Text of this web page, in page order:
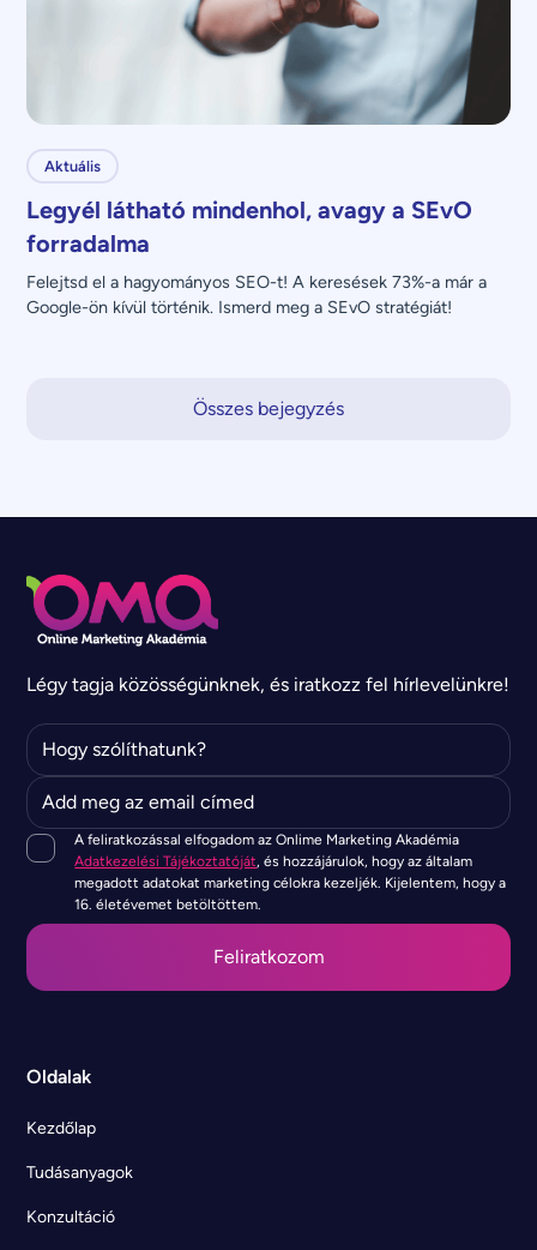
Aktuális
Legyél látható mindenhol, avagy a SEvO
forradalma
Felejtsd el a hagyományos SEO-t! A keresések 73%-a már a
Google-ön kívül történik. Ismerd meg a SEvO stratégiát!
Összes bejegyzés
Légy tagja közösségünknek, és iratkozz fel hírlevelünkre!
A feliratkozással elfogadom az Onlime Marketing Akadémia
Adatkezelési Tájékoztatóját, és hozzájárulok, hogy az általam
megadott adatokat marketing célokra kezeljék. Kijelentem, hogy a
16. életévemet betöltöttem.
Oldalak
Kezdőlap
Tudásanyagok
Konzultáció